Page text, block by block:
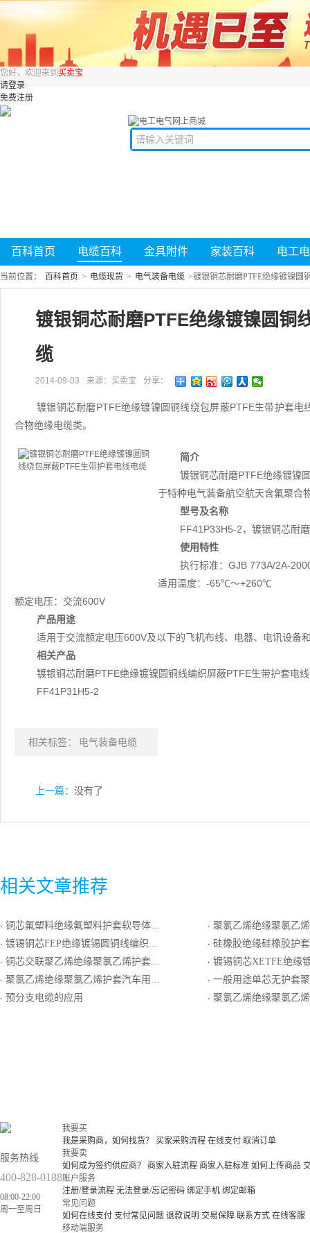
您好，欢迎来到 买卖宝
请登录
免费注册
百科首页 电缆百科 金具附件 家装百科 电工
当前位置： 百科首页 > 电缆现货 > 电气装备电缆 >镀银铜芯耐磨PTFE绝缘镀镍圆
镀银铜芯耐磨PTFE绝缘镀镍圆铜
缆
2014-09-03 来源：买卖宝 分享：
镀银铜芯耐磨PTFE绝缘镀镍圆铜线绕包屏蔽PTFE生带护套
合物绝缘电缆类。
简介
镀银铜芯耐磨PTFE绝缘镀镍
于特种电气装备航空航天含氟聚合
型号及名称
FF41P33H5-2，镀银铜芯耐
使用特性
执行标准：GJB 773A/2A-
适用温度：-65℃～+260℃
额定电压：交流600V
产品用途
适用于交流额定电压600V及以下的飞机布线、电器、电讯设备
相关产品
镀银铜芯耐磨PTFE绝缘镀镍圆铜线编织屏蔽PTFE生带护套电
FF41P31H5-2
相关标签： 电气装备电缆
上一篇： 没有了
相关文章推荐
· 铜芯氟塑料绝缘氟塑料护套软导体控制电缆
· 镀锡铜芯FEP绝缘镀锡圆铜线编织屏蔽ETFE护套电线电缆
· 铜芯交联聚乙烯绝缘聚氯乙烯护套连接用铜丝屏蔽软电线
· 聚氯乙烯绝缘聚氯乙烯护套汽车用软线
· 预分支电缆的应用
· 聚氯乙烯绝缘聚氯乙烯护套一般用精密级
· 硅橡胶绝缘硅橡胶护套镀锡铜丝编织总屏耐热用普通级
· 镀锡铜芯XETFE绝缘镀锡圆铜线绕包屏
· 一般用途单芯无护套聚氯乙
· 聚氯乙烯绝缘聚氯乙烯护套一般用普通级
服务热线
400-828-0188
08:00-22:00
周一至周日
我要买
我是采购商，如何找货？
买家采购流程 在线支付 取消订单
我要卖
如何成为签约供应商？
商家入驻流程 商家入驻标准 如何上传商品
账户服务
注册/登录流程 无法登录/忘记密码 绑定手机 绑定邮箱
常见问题
如何在线支付 支付常见问题 退款说明 交易保障 联系方式 在线客服
移动端服务